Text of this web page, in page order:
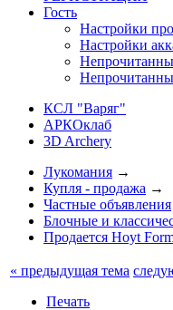
Гость
Настройки
Настройки
КСЛ "Варяг"
АРКОклаб
3D Archery
Лукомания →
Купля - продажа →
Частные объявления
Блочные и
Продается Hoyt
« предыдущая тема
Печать